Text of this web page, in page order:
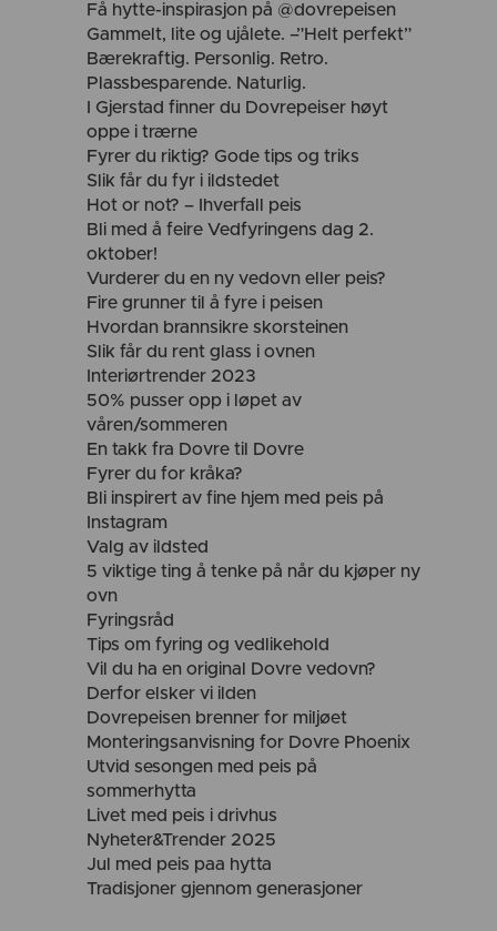
Få hytte-inspirasjon på @dovrepeisen
Gammelt, lite og ujålete. –”Helt perfekt”
Bærekraftig. Personlig. Retro.
Plassbesparende. Naturlig.
I Gjerstad finner du Dovrepeiser høyt
oppe i trærne
Fyrer du riktig? Gode tips og triks
Slik får du fyr i ildstedet
Hot or not? – Ihverfall peis
Bli med å feire Vedfyringens dag 2.
oktober!
Vurderer du en ny vedovn eller peis?
Fire grunner til å fyre i peisen
Hvordan brannsikre skorsteinen
Slik får du rent glass i ovnen
Interiørtrender 2023
50% pusser opp i løpet av
våren/sommeren
En takk fra Dovre til Dovre
Fyrer du for kråka?
Bli inspirert av fine hjem med peis på
Instagram
Valg av ildsted
5 viktige ting å tenke på når du kjøper ny
ovn
Fyringsråd
Tips om fyring og vedlikehold
Vil du ha en original Dovre vedovn?
Derfor elsker vi ilden
Dovrepeisen brenner for miljøet
Monteringsanvisning for Dovre Phoenix
Utvid sesongen med peis på
sommerhytta
Livet med peis i drivhus
Nyheter&Trender 2025
Jul med peis paa hytta
Tradisjoner gjennom generasjoner